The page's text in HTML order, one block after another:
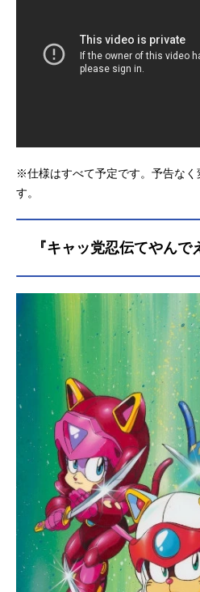
※仕様はすべて予定です。予告なく
す。
『キャッ党忍伝てやんで